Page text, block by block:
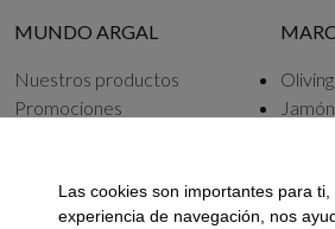
MUNDO ARGAL
Nuestros productos
Promociones
Oliving
CONTACTO
Las cookies son importantes para ti,
experiencia de navegación, nos